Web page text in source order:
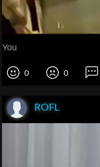
You
0 0
ROFL